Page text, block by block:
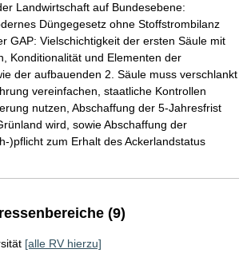
Landwirtschaft auf Bundesebene:
Düngegesetz ohne Stoffstrombilanz
GAP: Vielschichtigkeit der ersten Säule mit
Konditionalität und Elementen der
der aufbauenden 2. Säule muss verschlankt
vereinfachen, staatliche Kontrollen
nutzen, Abschaffung der 5-Jahresfrist
wird, sowie Abschaffung der
)pflicht zum Erhalt des Ackerlandstatus
(9)
[alle RV hierzu]